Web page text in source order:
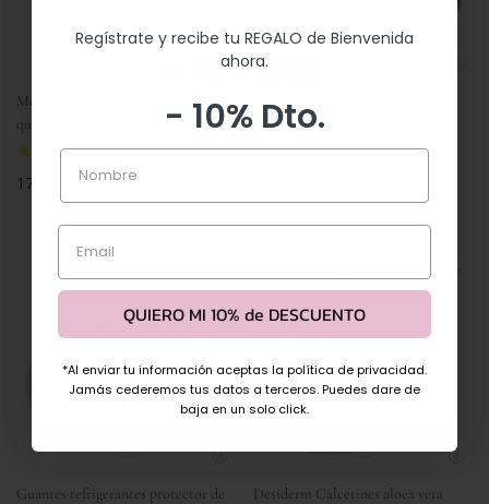
Même Gel reparador para uñas
quimioterapia
(2)
Precio
regular
17,90 €
Desiderm Patucos refrigerantes
protector de uñas pies
quimioterapia
Precio
regular
57,90 €
Guantes refrigerantes protector de
Desiderm Calcetines aloea vera
- 10% Dto.
Al enviar tu información, aceptas nuestraPolítica de Privacidad
relacionadas con Divina Onco Beauty. Nunca los cederemos a
terceros y podrás darte de baja en cualquier momento.
Regístrate y recibe tu REGALO de Bienvenida
ahora.
- 10% Dto.
Nombre
Email
QUIERO MI 10% de DESCUENTO
*Al enviar tu información aceptas la política de privacidad.
Jamás cederemos tus datos a terceros. Puedes dare de
baja en un solo click.